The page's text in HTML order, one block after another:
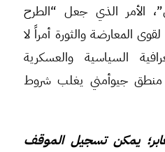
الأمر الذي جعل “الطرح
المعارضة والثورة أمراً لا
السياسية والعسكرية
منطق جيوأمني يغلب شروط
يمكن تسجيل الموقف